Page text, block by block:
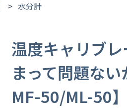
水分計
温度キャリブ
まって問題な
MF-50/ML-50】